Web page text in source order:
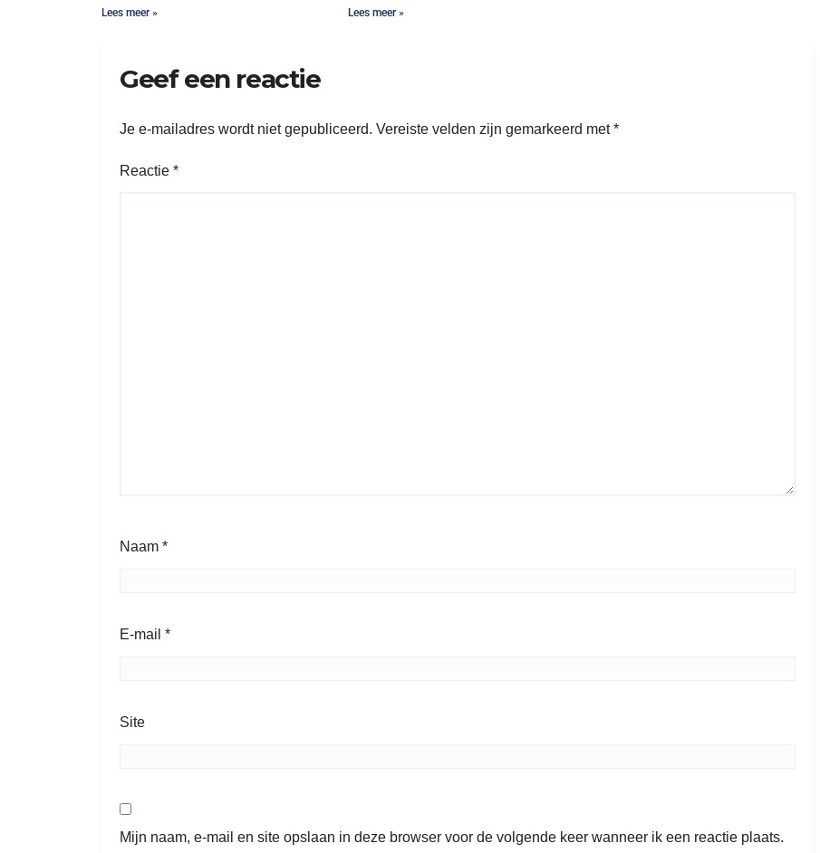
Lees meer » Lees meer »
Geef een reactie
Je e-mailadres wordt niet gepubliceerd. Vereiste velden zijn gemarkeerd met*
Reactie *
Naam *
E-mail *
Site
Mijn naam, e-mail en site opslaan in deze browser voor de volgende keer wanneer ik een reactie plaats.